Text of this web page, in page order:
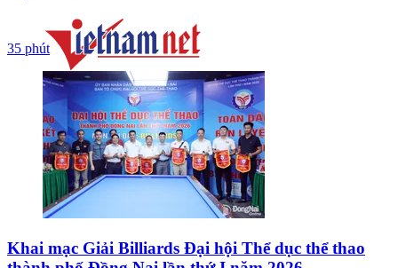
35 phút
Khai mạc Giải Billiards Đại hội Thể dục thể thao